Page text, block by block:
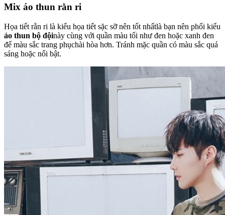
Mix áo thun rằn ri
Họa tiết rằn ri là kiểu họa tiết sặc sỡ nên tốt nhấtlà bạn nên phối kiểu
áo thun bộ độinày cùng với quần màu tối như đen hoặc xanh đen
để màu sắc trang phụchài hòa hơn. Tránh mặc quần có màu sắc quá
sáng hoặc nổi bật.